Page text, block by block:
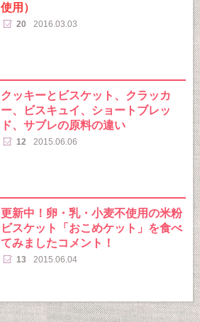
使用）
20 2016.03.03
クッキーとビスケット、クラッカ
ー、ビスキュイ、ショートブレッ
ド、サブレの原料の違い
12 2015.06.06
更新中！卵・乳・小麦不使用の米粉
ビスケット「おこめケット」を食べ
てみましたコメント！
13 2015.06.04